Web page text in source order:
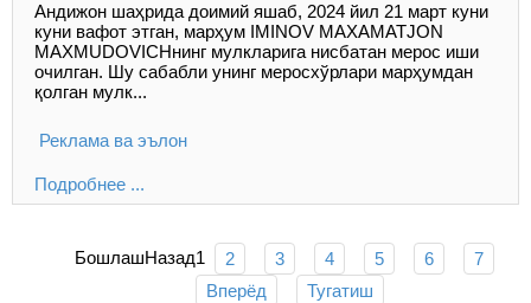
Андижон шаҳрида доимий яшаб, 2024 йил 21 март куни
куни вафот этган, марҳум IMINOV MAXAMATJON
MAXMUDOVICHнинг мулкларига нисбатан мерос иши
очилган. Шу сабабли унинг меросхўрлари марҳумдан
қолган мулк...
Реклама ва эълон
Подробнее ...
БошлашНазад1 2 3 4 5 6
7
Вперёд
Тугатиш